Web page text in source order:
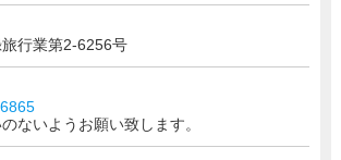
行業第2-6256号
ないようお願い致します。